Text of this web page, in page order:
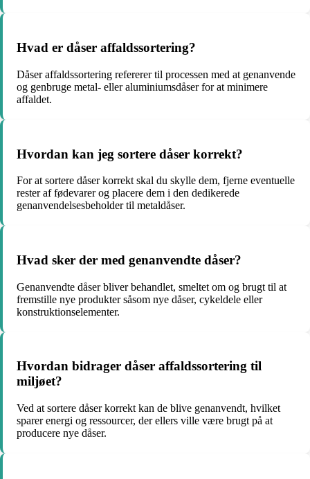
Hvad er dåser affaldssortering?
Dåser affaldssortering refererer til processen med at genanvende
og genbruge metal- eller aluminiumsdåser for at minimere
affaldet.
Hvordan kan jeg sortere dåser korrekt?
For at sortere dåser korrekt skal du skylle dem, fjerne eventuelle
rester af fødevarer og placere dem i den dedikerede
genanvendelsesbeholder til metaldåser.
Hvad sker der med genanvendte dåser?
Genanvendte dåser bliver behandlet, smeltet om og brugt til at
fremstille nye produkter såsom nye dåser, cykeldele eller
konstruktionselementer.
Hvordan bidrager dåser affaldssortering til
miljøet?
Ved at sortere dåser korrekt kan de blive genanvendt, hvilket
sparer energi og ressourcer, der ellers ville være brugt på at
producere nye dåser.